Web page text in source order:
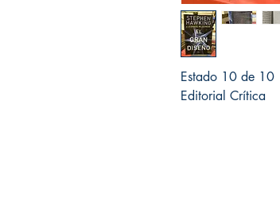
Estado 10 de 10
Editorial Crítica